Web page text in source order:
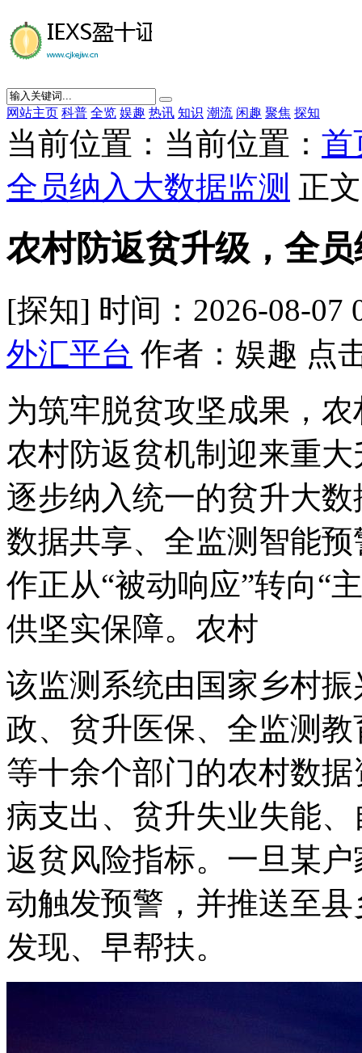
网站主页 科普 全览 娱趣 热讯 知识 潮流 闲趣 聚焦 探知
当前位置：当前位置： 首
全员纳入大数据监测 正文
农村防返贫升级，全
[探知] 时间：2026-08-07
外汇平台 作者：娱趣 点
为筑牢脱贫攻坚成果，
农村防返贫机制迎来重
逐步纳入统一的贫升大
数据共享、全监测智能
作正从“被动响应”转向“
供坚实保障。农村
该监测系统由国家乡村
政、贫升医保、全监测
等十余个部门的农村数
病支出、贫升失业失能
返贫风险指标。一旦某
动触发预警，并推送至
发现、早帮扶。